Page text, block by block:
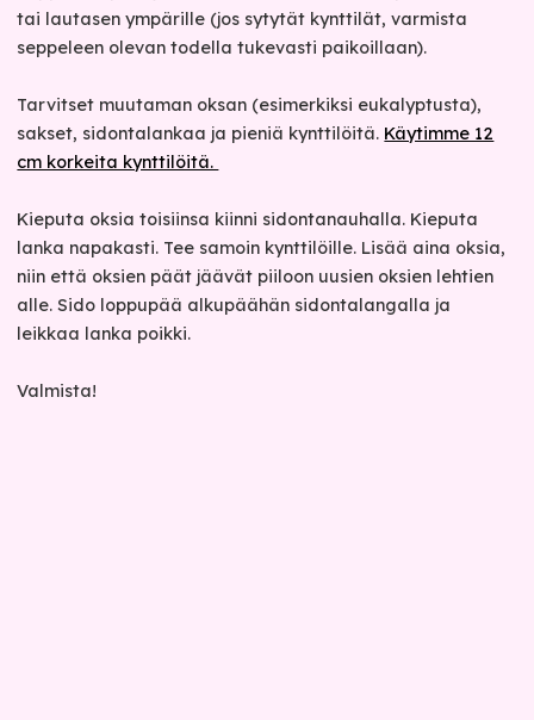
tai lautasen ympärille (jos sytytät kynttilät, varmista
seppeleen olevan todella tukevasti paikoillaan).
Tarvitset muutaman oksan (esimerkiksi eukalyptusta),
sakset, sidontalankaa ja pieniä kynttilöitä. Käytimme 12
cm korkeita kynttilöitä.
Kieputa oksia toisiinsa kiinni sidontanauhalla. Kieputa
lanka napakasti. Tee samoin kynttilöille. Lisää aina oksia,
niin että oksien päät jäävät piiloon uusien oksien lehtien
alle. Sido loppupää alkupäähän sidontalangalla ja
leikkaa lanka poikki.
Valmista!